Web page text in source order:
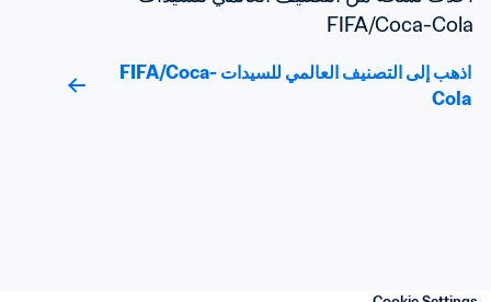
FIFA/Coca-Cola
اذهب إلى التصنيف العالمي للسيدات FIFA/Coca-
Cola